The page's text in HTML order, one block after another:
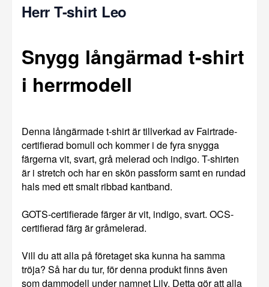
Herr T-shirt Leo
Snygg långärmad t-shirt
i herrmodell
Denna långärmade t-shirt är tillverkad av Fairtrade-
certifierad bomull och kommer i de fyra snygga
färgerna vit, svart, grå melerad och indigo. T-shirten
är i stretch och har en skön passform samt en rundad
hals med ett smalt ribbad kantband.
GOTS-certifierade färger är vit, indigo, svart. OCS-
certifierad färg är gråmelerad.
Vill du att alla på företaget ska kunna ha samma
tröja? Så har du tur, för denna produkt finns även
som dammodell under namnet Lily. Detta gör att alla